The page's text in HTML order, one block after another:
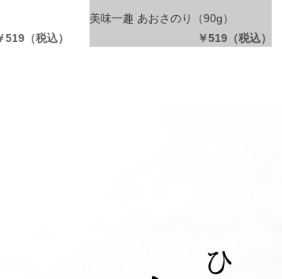
519 （税込）
美味一趣 あおさのり
（90g）
￥519 （税込）